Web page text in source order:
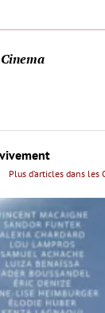
Plus d’articles dans